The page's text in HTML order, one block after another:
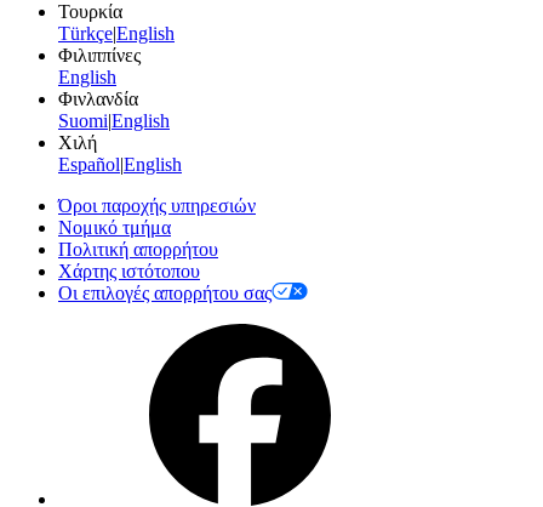
Τουρκία
Türkçe|English
Φιλιππίνες
English
Φινλανδία
Suomi|English
Χιλή
Español|English
Όροι παροχής υπηρεσιών
Νομικό τμήμα
Πολιτική απορρήτου
Χάρτης ιστότοπου
Οι επιλογές απορρήτου σας